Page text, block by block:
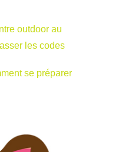
outdoor au
les codes
se préparer